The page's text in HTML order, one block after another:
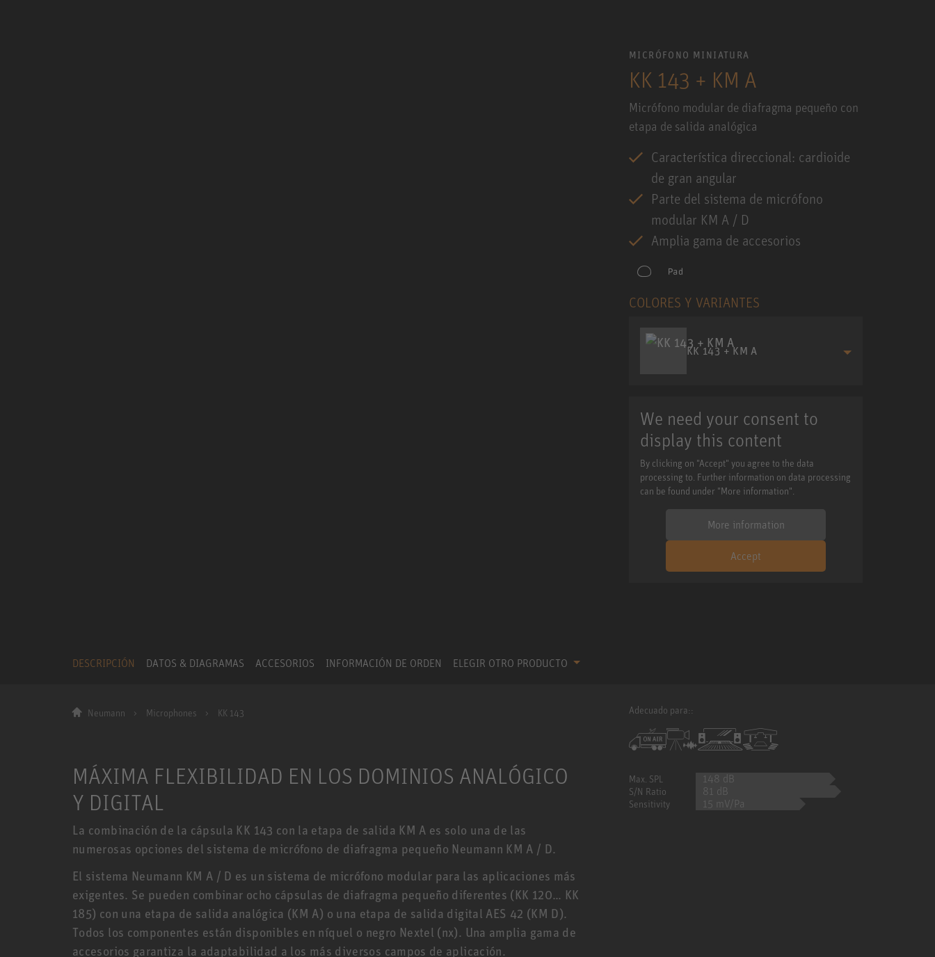
MICRÓFONO MINIATURA
KK 143 + KM A
Micrófono modular de diafragma pequeño con
etapa de salida analógica
Característica direccional: cardioide
de gran angular
Parte del sistema de micrófono
modular KM A / D
Amplia gama de accesorios
COLORES Y VARIANTES
KK 143 + KM A
We need your consent to
display this content
By clicking on "Accept" you agree to the data
processing to. Further information on data processing
can be found under "More information".
More information
Accept
DESCRIPCIÓN DATOS & DIAGRAMAS ACCESORIOS INFORMACIÓN DE ORDEN ELEGIR OTRO PRODUCTO
Neumann Microphones KK 143
MÁXIMA FLEXIBILIDAD EN LOS DOMINIOS ANALÓGICO
Y DIGITAL
La combinación de la cápsula KK 143 con la etapa de salida KM A es solo una de las
numerosas opciones del sistema de micrófono de diafragma pequeño Neumann KM A / D.
El sistema Neumann KM A / D es un sistema de micrófono modular para las aplicaciones más
exigentes. Se pueden combinar ocho cápsulas de diafragma pequeño diferentes (KK 120… KK
185) con una etapa de salida analógica (KM A) o una etapa de salida digital AES 42 (KM D).
Todos los componentes están disponibles en níquel o negro Nextel (nx). Una amplia gama de
accesorios garantiza la adaptabilidad a los más diversos campos de aplicación.
Adecuado para::
Max. SPL 148 dB
S/N Ratio 81 dB
Sensitivity 15 mV/Pa